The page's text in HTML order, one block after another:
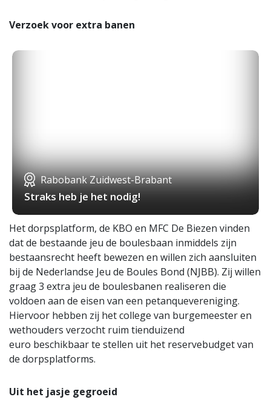
Verzoek voor extra banen
Rabobank Zuidwest-Brabant
Straks heb je het nodig!
Het dorpsplatform, de KBO en MFC De Biezen vinden
dat de bestaande jeu de boulesbaan inmiddels zijn
bestaansrecht heeft bewezen en willen zich aansluiten
bij de Nederlandse Jeu de Boules Bond (NJBB). Zij willen
graag 3 extra jeu de boulesbanen realiseren die
voldoen aan de eisen van een petanquevereniging.
Hiervoor hebben zij het college van burgemeester en
wethouders verzocht ruim tienduizend
euro beschikbaar te stellen uit het reservebudget van
de dorpsplatforms.
Uit het jasje gegroeid